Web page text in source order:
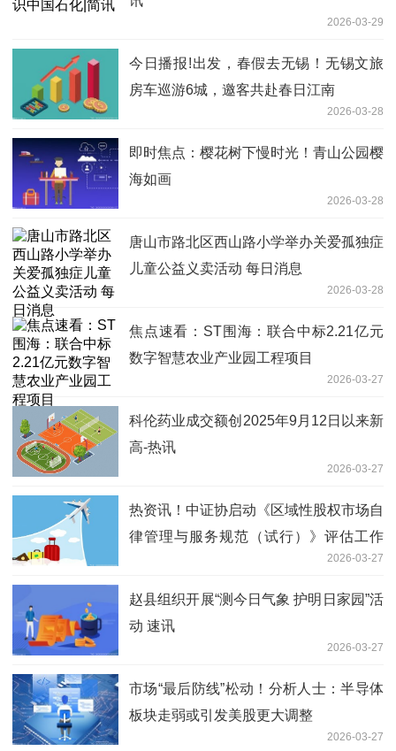
2026-03-29
今日播报!出发，春假去无锡！无锡文旅
房车巡游6城，邀客共赴春日江南
2026-03-28
即时焦点：樱花树下慢时光！青山公园樱
海如画
2026-03-28
唐山市路北区西山路小学举办关爱孤独症
儿童公益义卖活动 每日消息
2026-03-28
焦点速看：ST围海：联合中标2.21亿元
数字智慧农业产业园工程项目
2026-03-27
科伦药业成交额创2025年9月12日以来新
高-热讯
2026-03-27
热资讯！中证协启动《区域性股权市场自
律管理与服务规范（试行）》评估工作
2026-03-27
赵县组织开展“测今日气象 护明日家园”活
动 速讯
2026-03-27
市场“最后防线”松动！分析人士：半导体
板块走弱或引发美股更大调整
2026-03-27